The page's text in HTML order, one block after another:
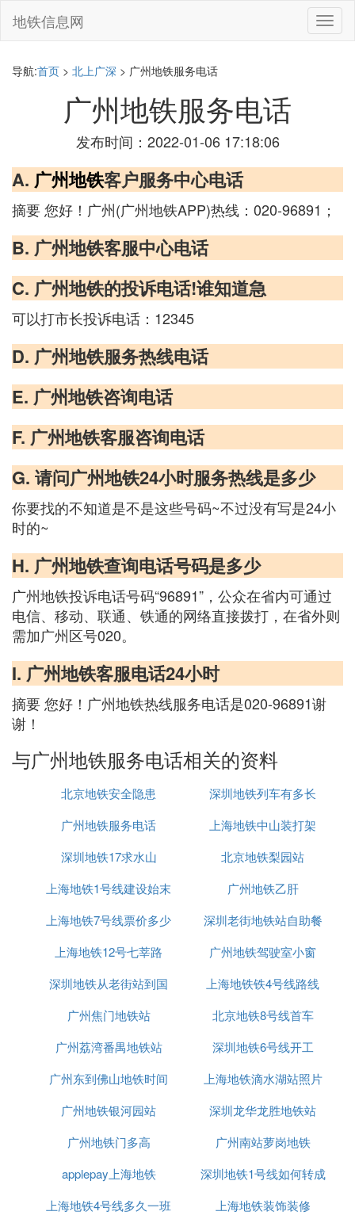
切
换
地铁信息网
导航:首页 > 北上广深 > 广州地铁服务电话
广州地铁服务电话
发布时间：2022-01-06 17:18:06
A. 广州地铁客户服务中心电话
摘要 您好！广州(广州地铁APP)热线：020-96891；
B. 广州地铁客服中心电话
C. 广州地铁的投诉电话!谁知道急
可以打市长投诉电话：12345
D. 广州地铁服务热线电话
E. 广州地铁咨询电话
F. 广州地铁客服咨询电话
G. 请问广州地铁24小时服务热线是多少
你要找的不知道是不是这些号码~不过没有写是24小
时的~
H. 广州地铁查询电话号码是多少
广州地铁投诉电话号码“96891”，公众在省内可通过
电信、移动、联通、铁通的网络直接拨打，在省外则
需加广州区号020。
I. 广州地铁客服电话24小时
摘要 您好！广州地铁热线服务电话是020-96891谢
谢！
与广州地铁服务电话相关的资料
北京地铁安全隐患
深圳地铁列车有多长
广州地铁服务电话
上海地铁中山装打架
深圳地铁17求水山
北京地铁梨园站
上海地铁1号线建设始末
广州地铁乙肝
上海地铁7号线票价多少
深圳老街地铁站自助餐
上海地铁12号七莘路
广州地铁驾驶室小窗
深圳地铁从老街站到国
贸站怎么去
上海地铁铁4号线路线
广州焦门地铁站
北京地铁8号线首车
广州荔湾番禺地铁站
深圳地铁6号线开工
广州东到佛山地铁时间
上海地铁滴水湖站照片
广州地铁银河园站
深圳龙华龙胜地铁站
广州地铁门多高
广州南站萝岗地铁
applepay上海地铁
深圳地铁1号线如何转成
9号线
上海地铁4号线多久一班
上海地铁装饰装修